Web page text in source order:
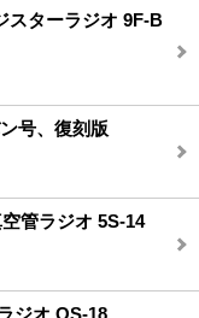
ターラジオ 9F-B
号、復刻版
管ラジオ 5S-14
ジオ OS-18